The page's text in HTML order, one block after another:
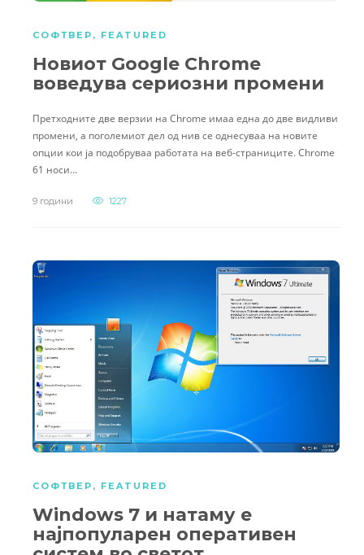
СОФТВЕР , FEATURED
Новиот Google Chrome
воведува сериозни промени
Претходните две верзии на Chrome имаа една до две видливи
промени, а поголемиот дел од нив се однесуваа на новите
опции кои ја подобруваа работата на веб-страниците. Chrome
61 носи…
9 години 1227
СОФТВЕР , FEATURED
Windows 7 и натаму е
најпопуларен оперативен